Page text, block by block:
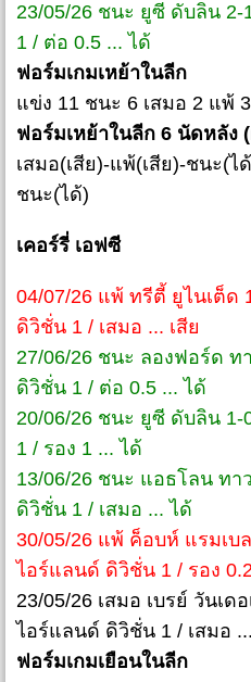
23/05/26 ชนะ ยูซี ดับลิน
1 / ต่อ 0.5 ... ได้
ฟอร์มเกมเหย้าในลีก
แข่ง 11 ชนะ 6 เสมอ 2 แพ้
ฟอร์มเหย้าในลีก 6 นัดหลัง
เสมอ(เสีย)-แพ้(เสีย)-ชนะ(
ชนะ(ได้)
เคอร์รี่ เอฟซี
04/07/26 แพ้ ทรีตี้ ยูไนเต็ด
ดิวิชั่น 1 / เสมอ ... เสีย
27/06/26 ชนะ ลองฟอร์ด ท
ดิวิชั่น 1 / ต่อ 0.5 ... ได้
20/06/26 ชนะ ยูซี ดับลิน
1 / รอง 1 ... ได้
13/06/26 ชนะ แอธโลน ทา
ดิวิชั่น 1 / เสมอ ... ได้
30/05/26 แพ้ ค็อบห์ แรมเบ
ไอร์แลนด์ ดิวิชั่น 1 / รอง
23/05/26 เสมอ เบรย์ วันเด
ไอร์แลนด์ ดิวิชั่น 1 / เสมอ
ฟอร์มเกมเยือนในลีก